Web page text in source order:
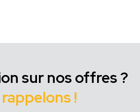
sur nos offres ?
!